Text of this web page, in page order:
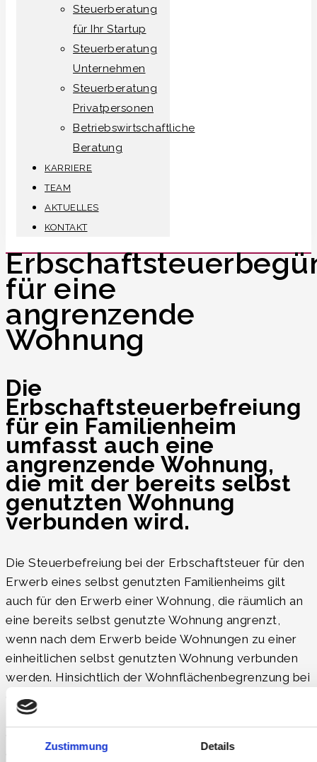
Zustimmung Details
Steuerberatung
für Ihr Startup
Steuerberatung
Unternehmen
Steuerberatung
Privatpersonen
Betriebswirtschaftliche
Beratung
KARRIERE
TEAM
AKTUELLES
KONTAKT
für eine
angrenzende
Wohnung
Die
Erbschaftsteuerbefreiung
für ein Familienheim
umfasst auch eine
angrenzende Wohnung,
die mit der bereits selbst
genutzten Wohnung
verbunden wird.
Die Steuerbefreiung bei der Erbschaftsteuer für den
Erwerb eines selbst genutzten Familienheims gilt
auch für den Erwerb einer Wohnung, die räumlich an
eine bereits selbst genutzte Wohnung angrenzt,
wenn nach dem Erwerb beide Wohnungen zu einer
einheitlichen selbst genutzten Wohnung verbunden
werden. Hinsichtlich der Wohnflächenbegrenzung bei
der Steuerbefreiung auf eine Wohnung von maximal
200 m² kommt es allein darauf an, dass die Größe
die Gesamtwohnfläche der nach Verbindung